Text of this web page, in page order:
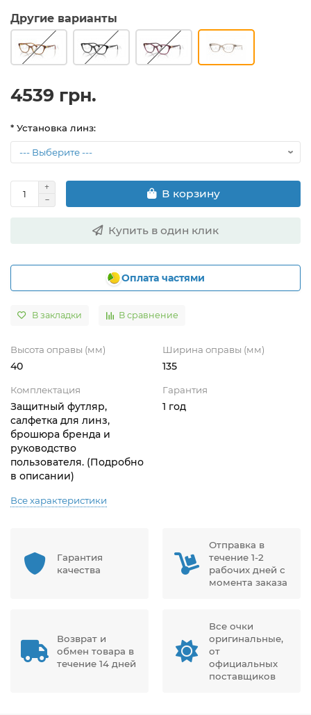
Другие варианты
4539 грн.
* Установка линз:
В корзину
Купить в один клик
Оплата частями
В закладки В сравнение
Высота оправы (мм)
40
Ширина оправы (мм)
135
Комплектация
Защитный футляр,
салфетка для линз,
брошюра бренда и
руководство
пользователя. (Подробно
в описании)
Гарантия
1 год
Все характеристики
Гарантия
качества
Отправка в
течение 1-2
рабочих дней с
момента заказа
Возврат и
обмен товара в
течение 14 дней
Все очки
оригинальные,
от
официальных
поставщиков